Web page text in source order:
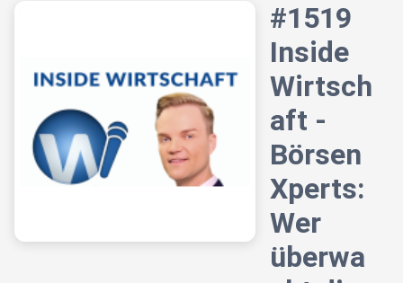
#1519
Inside
Wirtsch
aft -
Börsen
Xperts:
Wer
überwa